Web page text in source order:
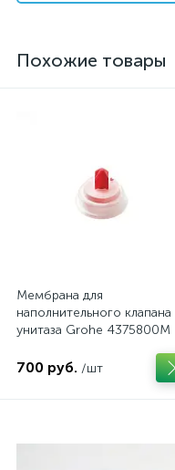
Похожие товары
Мембрана для
наполнительного клапана
унитаза Grohe 4375800M
700 руб. /шт